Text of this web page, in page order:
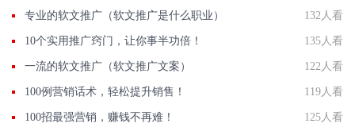
专业的软文推广（软文推广是什么职业） 132人看
10个实用推广窍门，让你事半功倍！ 135人看
一流的软文推广（软文推广文案） 122人看
100例营销话术，轻松提升销售！ 119人看
100招最强营销，赚钱不再难！ 125人看